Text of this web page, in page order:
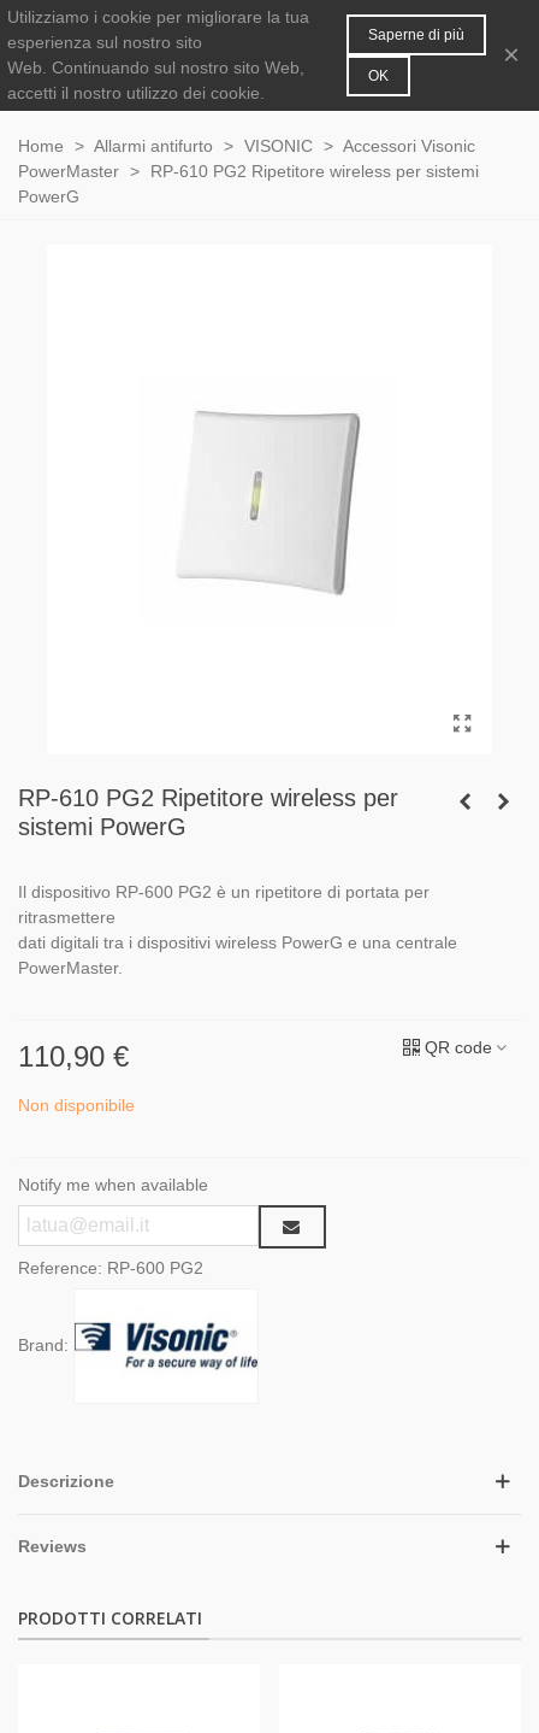
0
Home > Allarmi antifurto > VISONIC > Accessori Visonic
PowerMaster >
RP-610 PG2 Ripetitore wireless per sistemi
PowerG
RP-610 PG2 Ripetitore wireless per
sistemi PowerG
Il dispositivo RP-600 PG2 è un ripetitore di portata per
ritrasmettere
dati digitali tra i dispositivi wireless PowerG e una centrale
PowerMaster.
110,90 € QR code
Non disponibile
Notify me when available
Reference: RP-600 PG2
Brand:
Descrizione
Reviews
PRODOTTI CORRELATI
Utilizziamo i cookie per migliorare la tua
esperienza sul nostro sito
Web. Continuando sul nostro sito Web,
accetti il nostro utilizzo dei cookie.
Saperne di più
OK
×